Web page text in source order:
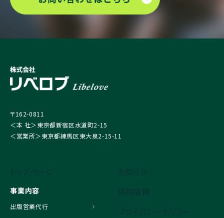
〒162-0811
＜本 社＞東京都新宿区水道町2-15
＜営業所＞東京都練馬区東大泉2-15-11
事業内容
出版営業代行